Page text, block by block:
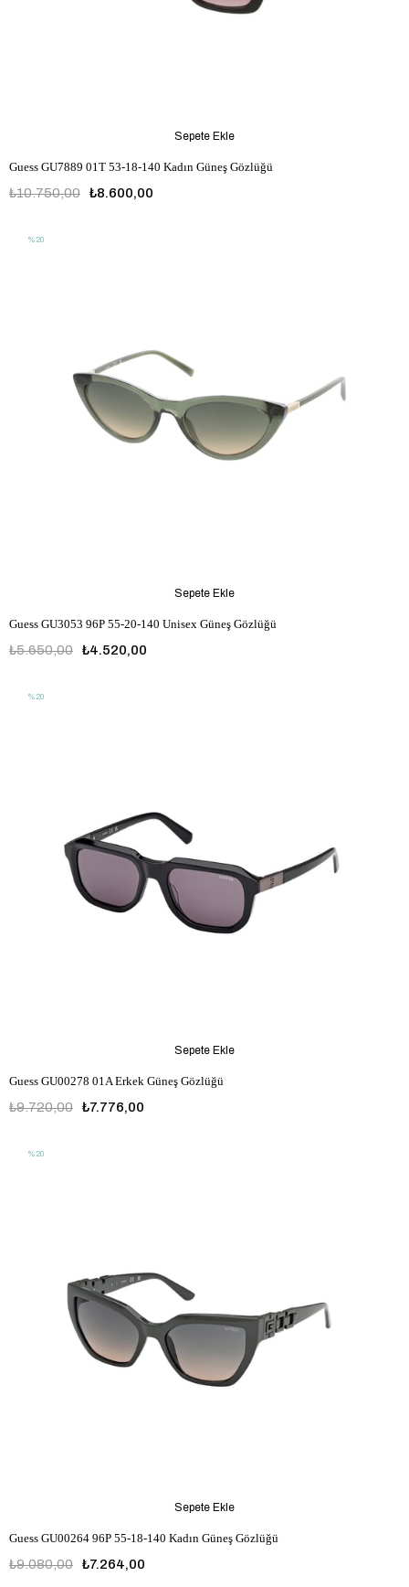
Guess GU7889 01T 53-18-140 Kadın Güneş Gözlüğü
₺8.600,00
₺10.750,00
Sepete Ekle
Guess GU3053 96P 55-20-140 Unisex Güneş Gözlüğü
₺4.520,00
₺5.650,00
Sepete Ekle
%20
Guess GU00278 01A Erkek Güneş Gözlüğü
₺7.776,00
₺9.720,00
Sepete Ekle
%20
Guess GU00264 96P 55-18-140 Kadın Güneş Gözlüğü
₺7.264,00
₺9.080,00
Sepete Ekle
%20